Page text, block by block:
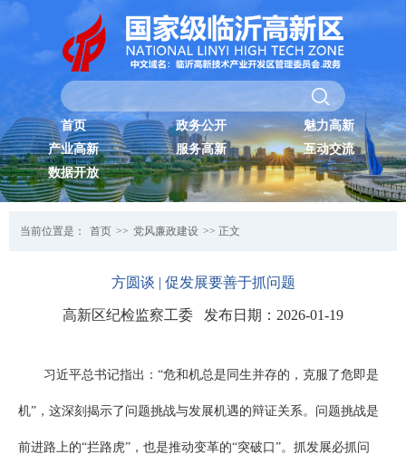
首页 政务公开
魅力高新
产业高新
服务高新
互动交流
数据开放
当前位置是： 首页 >> 党风廉政建设 >> 正文
方圆谈 | 促发展要善于抓问题
高新区纪检监察工委 发布日期：2026-01-19
习近平总书记指出：“危和机总是同生并存的，克服了危即是
机”，这深刻揭示了问题挑战与发展机遇的辩证关系。问题挑战是
前进路上的“拦路虎”，也是推动变革的“突破口”。抓发展必抓问